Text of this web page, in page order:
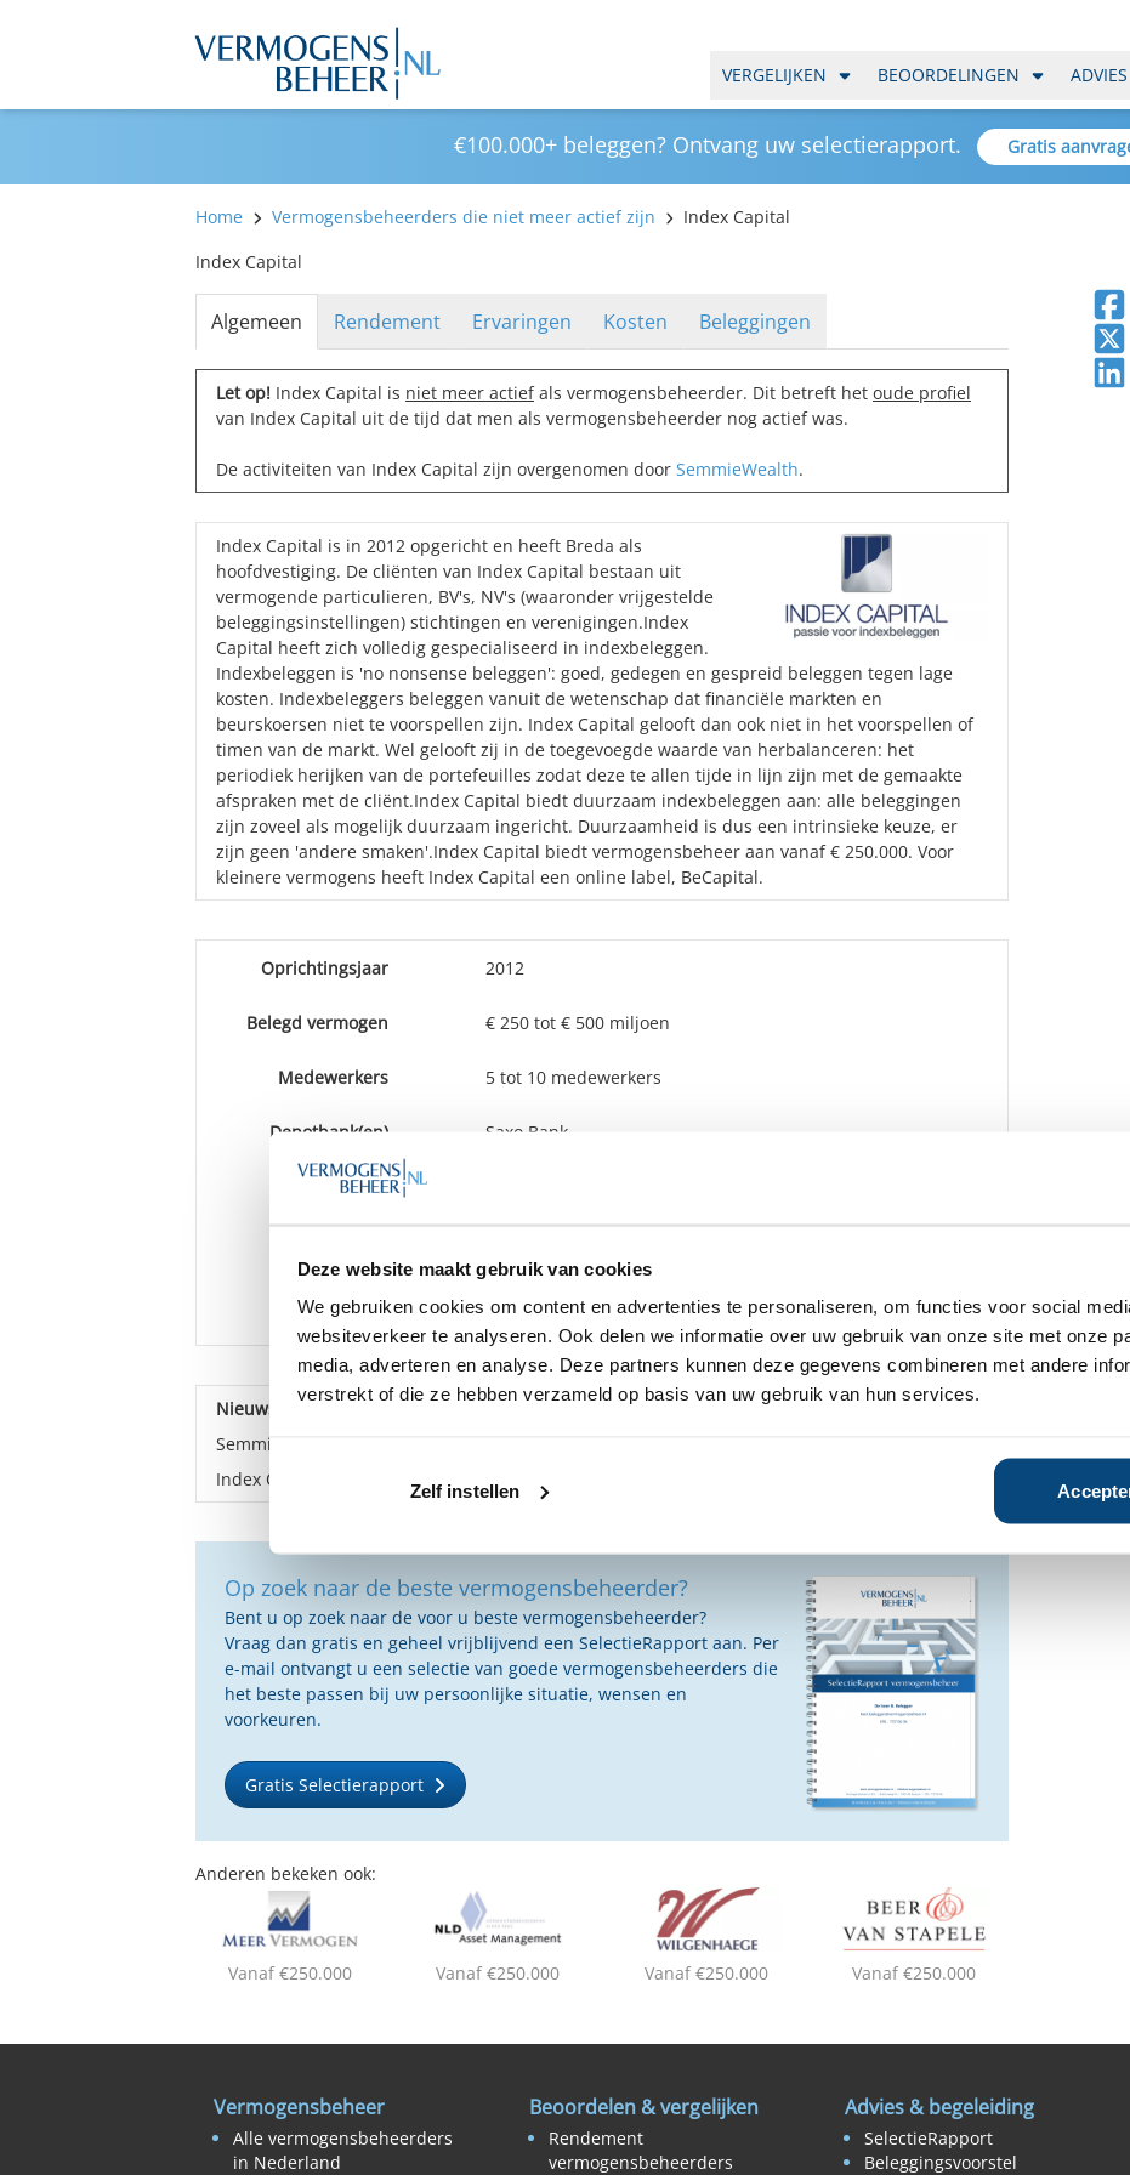
Deze website maakt gebruik van cookies
We gebruiken cookies om content en advertenties te personaliseren, om functies voor social
websiteverkeer te analyseren. Ook delen we informatie over uw gebruik van onze site met onze
media, adverteren en analyse. Deze partners kunnen deze gegevens combineren met andere
verstrekt of die ze hebben verzameld op basis van uw gebruik van hun services.
Zelf instellen
VERGELIJKEN BEOORDELINGEN ADVIES
€100.000+ beleggen? Ontvang uw selectierapport. Gratis
Home Vermogensbeheerders die niet meer actief zijn
Index Capital
Index Capital
Algemeen Rendement Ervaringen Kosten Beleggingen
Let op! Index Capital is niet meer actiefals vermogensbeheerder. Dit betreft het oude profiel
van Index Capital uit de tijd dat men als vermogensbeheerder nog actief was.
De activiteiten van Index Capital zijn overgenomen door SemmieWealth.
Index Capital is in 2012 opgericht en heeft Breda als
hoofdvestiging. De cliënten van Index Capital bestaan uit
vermogende particulieren, BV's, NV's (waaronder vrijgestelde
beleggingsinstellingen) stichtingen en verenigingen.Index
Capital heeft zich volledig gespecialiseerd in indexbeleggen.
Indexbeleggen is 'no nonsense beleggen': goed, gedegen en gespreid beleggen tegen lage
kosten. Indexbeleggers beleggen vanuit de wetenschap dat financiële markten en
beurskoersen niet te voorspellen zijn. Index Capital gelooft dan ook niet in het voorspellen of
timen van de markt. Wel gelooft zij in de toegevoegde waarde van herbalanceren: het
periodiek herijken van de portefeuilles zodat deze te allen tijde in lijn zijn met de gemaakte
afspraken met de cliënt.Index Capital biedt duurzaam indexbeleggen aan: alle beleggingen
zijn zoveel als mogelijk duurzaam ingericht. Duurzaamheid is dus een intrinsieke keuze, er
zijn geen 'andere smaken'.Index Capital biedt vermogensbeheer aan vanaf € 250.000. Voor
kleinere vermogens heeft Index Capital een online label, BeCapital.
Oprichtingsjaar 2012
Belegd vermogen € 250 tot € 500 miljoen
Medewerkers 5 tot 10 medewerkers
Depotbank(en) Saxo Bank
Kifid
Utrecht
Nieuws over Index Capital
Semmie neemt Index Capital over
Index Capital lanceert nieuw label
Op zoek naar de beste vermogensbeheerder?
Bent u op zoek naar de voor u beste vermogensbeheerder?
Vraag dan gratis en geheel vrijblijvend een SelectieRapport aan. Per
e-mail ontvangt u een selectie van goede vermogensbeheerders die
het beste passen bij uw persoonlijke situatie, wensen en
voorkeuren.
Gratis Selectierapport
Anderen bekeken ook:
Vanaf €250.000 Vanaf €250.000 Vanaf €250.000 Vanaf €250.000
Deel
Vermogensbeheer
Alle vermogensbeheerders
in Nederland
Beoordelen & vergelijken
Rendement
vermogensbeheerders
Advies & begeleiding
SelectieRapport
Beleggingsvoorstel